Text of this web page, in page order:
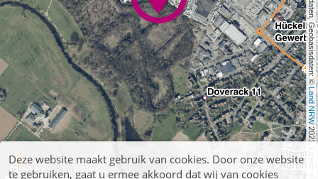
, Kartendaten, Geobasisdaten: ©
Land NRW
2021, Lizenz
Deze website maakt gebruik van cookies. Door onze website
te gebruiken, gaat u ermee akkoord dat wij van cookies